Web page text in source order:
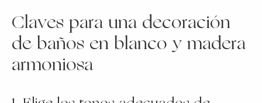
Claves para una decoración
de baños en blanco y madera
armoniosa